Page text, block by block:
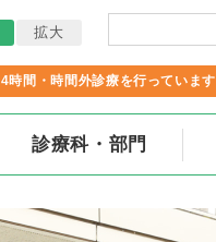
拡大
時間・時間外診療を行っています
診療科・部門